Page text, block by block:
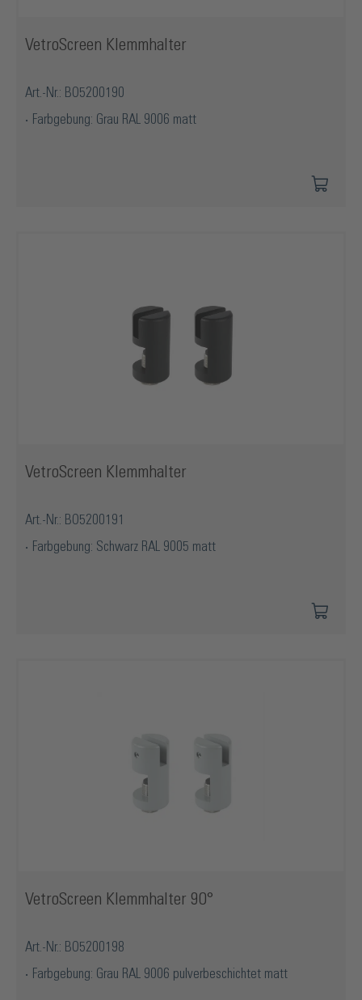
VetroScreen Klemmhalter
Art.-Nr.: BO5200190
Farbgebung: Grau RAL 9006 matt
VetroScreen Klemmhalter
Art.-Nr.: BO5200191
Farbgebung: Schwarz RAL 9005 matt
VetroScreen Klemmhalter 90°
Art.-Nr.: BO5200198
Farbgebung: Grau RAL 9006 pulverbeschichtet matt